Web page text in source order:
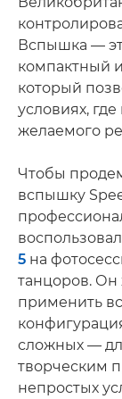
Вспышка —
компактный
который
условиях,
желаемого
Чтобы
вспышку
5 на
танцоров. Он
применить
сложных —
творческим
непростых